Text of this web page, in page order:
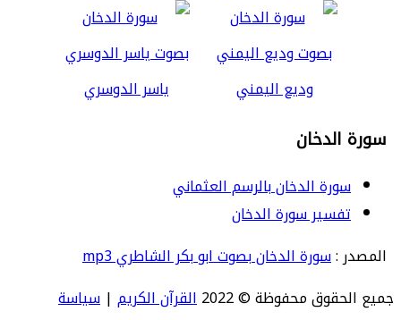
وديع اليمني ياسر الدوسري
سورة الدخان
سورة الدخان بالرسم العثماني
تفسير سورة الدخان
المصدر :سورة الدخان بصوت ابو بكر الشاطري mp3
جميع الحقوق محفوظة © 2022
القرآن الكريم | سياسة